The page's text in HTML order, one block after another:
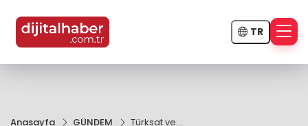
TR
Anasayfa GÜNDEM
Türksat ve